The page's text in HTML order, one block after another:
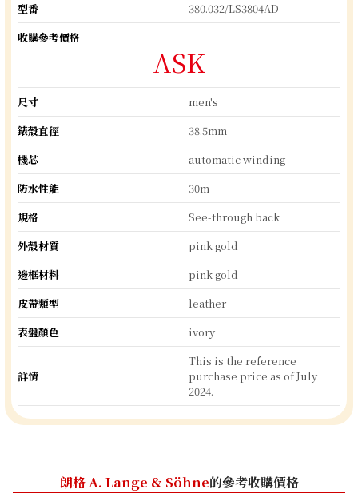
型番
380.032/LS3804AD
收購參考價格
ASK
尺寸
men's
錶殼直徑
38.5mm
機芯
automatic winding
防水性能
30m
規格
See-through back
外殼材質
pink gold
邊框材料
pink gold
皮帶類型
leather
表盤顏色
ivory
詳情
This is the reference
purchase price as of July
2024.
朗格 A. Lange & Söhne的參考收購價格